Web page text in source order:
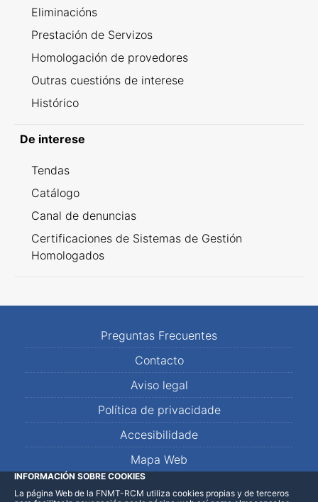
Eliminacións
Prestación de Servizos
Homologación de provedores
Outras cuestións de interese
Histórico
De interese
Tendas
Catálogo
Canal de denuncias
Certificaciones de Sistemas de Gestión
Homologados
Preguntas Frecuentes
Contacto
Aviso legal
Política de privacidade
Accesibilidade
Mapa Web
LinkedInFacebookWhatsApp
INFORMACIÓN SOBRE COOKIES
La página Web de la FNMT-RCM utiliza cookies propias y de terceros